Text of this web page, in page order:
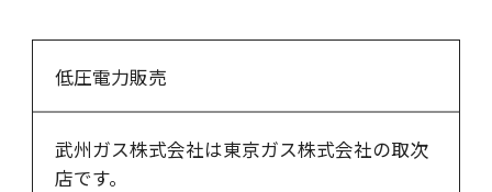
低圧電力販売
武州ガス株式会社は東京ガス株式会社の取次
店です。